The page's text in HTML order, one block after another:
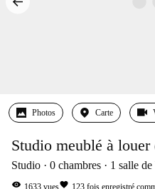
Photos Carte
Studio meublé à
Studio 0 chambres 1 salle de
visibility 1633 vuesfavorite 123 fois enregistré